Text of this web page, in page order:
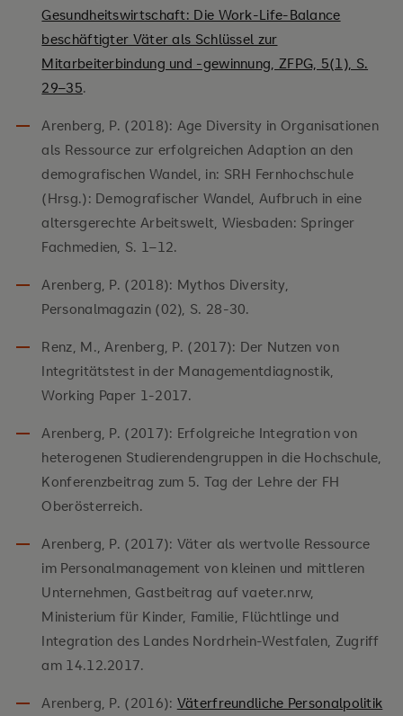
Gesundheitswirtschaft: Die Work-Life-Balance
beschäftigter Väter als Schlüssel zur
Mitarbeiterbindung und -gewinnung, ZFPG, 5(1), S.
29–35.
Arenberg, P. (2018): Age Diversity in Organisationen
als Ressource zur erfolgreichen Adaption an den
demografischen Wandel, in: SRH Fernhochschule
(Hrsg.): Demografischer Wandel, Aufbruch in eine
altersgerechte Arbeitswelt, Wiesbaden: Springer
Fachmedien, S. 1–12.
Arenberg, P. (2018): Mythos Diversity,
Personalmagazin (02), S. 28-30.
Renz, M., Arenberg, P. (2017): Der Nutzen von
Integritätstest in der Managementdiagnostik,
Working Paper 1-2017.
Arenberg, P. (2017): Erfolgreiche Integration von
heterogenen Studierendengruppen in die Hochschule,
Konferenzbeitrag zum 5. Tag der Lehre der FH
Oberösterreich.
Arenberg, P. (2017): Väter als wertvolle Ressource
im Personalmanagement von kleinen und mittleren
Unternehmen, Gastbeitrag auf vaeter.nrw,
Ministerium für Kinder, Familie, Flüchtlinge und
Integration des Landes Nordrhein-Westfalen, Zugriff
am 14.12.2017.
Arenberg, P. (2016): Väterfreundliche Personalpolitik